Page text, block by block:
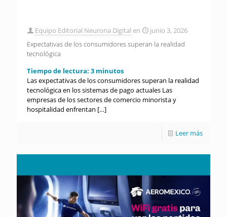
Equipo Editorial Neurona Digital en
junio 3, 2026
Expectativas de los consumidores superan la realidad
tecnológica
Tiempo de lectura: 3 minutos
Las expectativas de los consumidores superan la realidad
tecnológica en los sistemas de pago actuales Las
empresas de los sectores de comercio minorista y
hospitalidad enfrentan […]
Leer más